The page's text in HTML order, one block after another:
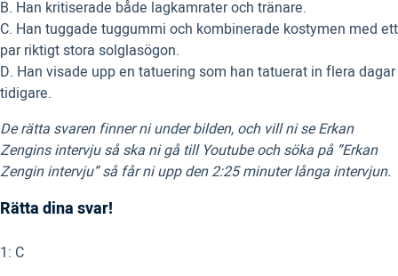
B. Han kritiserade både lagkamrater och tränare.
C. Han tuggade tuggummi och kombinerade kostymen med ett
par riktigt stora solglasögon.
D. Han visade upp en tatuering som han tatuerat in flera dagar
tidigare.
De rätta svaren finner ni under bilden, och vill ni se Erkan
Zengins intervju så ska ni gå till Youtube och söka på ”Erkan
Zengin intervju” så får ni upp den 2:25 minuter långa intervjun.
Rätta dina svar!
1: C